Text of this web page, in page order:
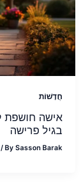
חֲדָשׁוֹת
אישה חושפת
בגיל פרישה
BySasson Barak
/